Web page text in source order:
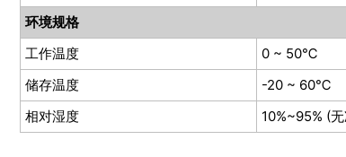
环境规格
工作温度
0 ~ 50℃
储存温度
-20 ~ 60℃
相对湿度
10%~95% (